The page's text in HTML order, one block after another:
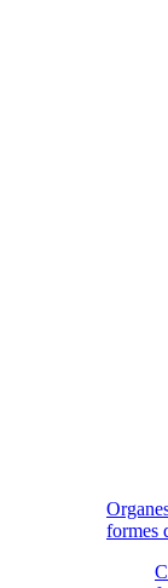
formes